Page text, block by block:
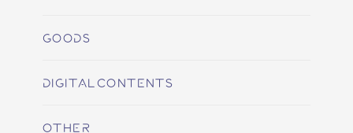
GOODS
DIGITALCONTENTS
OTHER